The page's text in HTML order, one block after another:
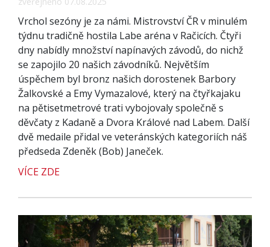
Vrchol sezóny je za námi. Mistrovství ČR v minulém
týdnu tradičně hostila Labe aréna v Račicích. Čtyři
dny nabídly množství napínavých závodů, do nichž
se zapojilo 20 našich závodníků. Největším
úspěchem byl bronz našich dorostenek Barbory
Žalkovské a Emy Vymazalové, který na čtyřkajaku
na pětisetmetrové trati vybojovaly společně s
děvčaty z Kadaně a Dvora Králové nad Labem. Další
dvě medaile přidal ve veteránských kategoriích náš
předseda Zdeněk (Bob) Janeček.
VÍCE ZDE